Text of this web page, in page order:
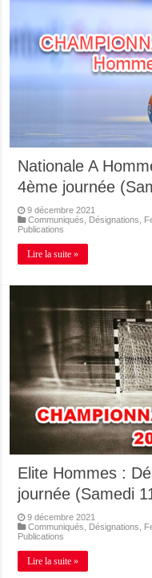
Nationale A
4ème journée
9 décembre 2021
Communiqués
Désignations
Publications
Lire la suite »
Elite Hommes :
journée (Samedi
9 décembre 2021
Communiqués, Désignations,
Publications
Lire la suite »